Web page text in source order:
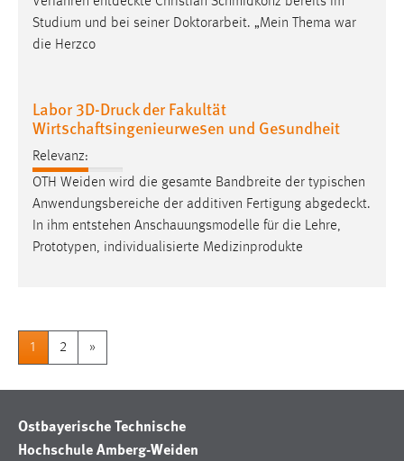
Studium und bei seiner Doktorarbeit. „Mein Thema war
die Herzco
Labor 3D-Druck der Fakultät
Wirtschaftsingenieurwesen und Gesundheit
Relevanz:
OTH Weiden wird die gesamte Bandbreite der typischen
Anwendungsbereiche der additiven Fertigung abgedeckt.
In ihm entstehen Anschauungsmodelle für die Lehre,
Prototypen, individualisierte Medizinprodukte
1 2 »
Ostbayerische Technische
Hochschule Amberg-Weiden